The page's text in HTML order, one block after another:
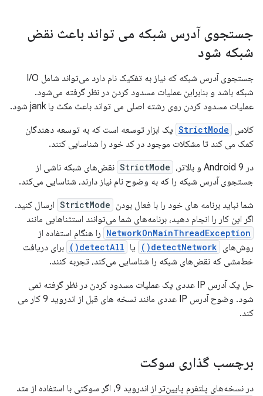
جستجوی آدرس شبکه می تواند باعث نقض
شبکه شود
جستجوی آدرس شبکه که نیاز به تفکیک نام دارد می‌تواند شامل I/O
شبکه باشد و بنابراین عملیات مسدود کردن در نظر گرفته می‌شود.
عملیات مسدود کردن روی رشته اصلی می تواند باعث مکث یا jank شود.
کلاس StrictMode یک ابزار توسعه است که به توسعه دهندگان
کمک می کند تا مشکلات موجود در کد خود را شناسایی کنند.
در Android 9 و بالاتر،
StrictMode نقض‌های شبکه ناشی از
جستجوی آدرس شبکه را که به وضوح نام نیاز دارند، شناسایی می‌کند.
شما نباید برنامه های خود را با فعال بودن StrictMode ارسال کنید.
اگر این کار را انجام دهید، برنامه‌های شما می‌توانند استثناهایی مانند
NetworkOnMainThreadException را هنگام استفاده از
روش‌های detectNetwork() یا detectAll()
برای دریافت
خط‌مشی که نقض‌های شبکه را شناسایی می‌کند، تجربه کنند.
حل یک آدرس IP عددی یک عملیات مسدود کردن در نظر گرفته نمی
شود. وضوح آدرس IP عددی مانند نسخه های قبل از اندروید 9 کار می
کند.
برچسب گذاری سوکت
در نسخه‌های پلتفرم پایین‌تر از اندروید 9، اگر سوکتی با استفاده از متد